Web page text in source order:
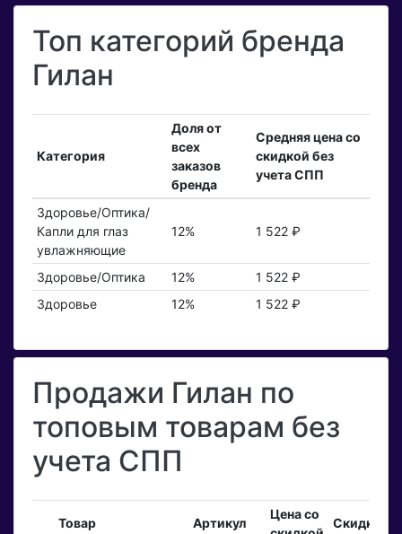
Топ категорий бренда
Гилан
Категория
Доля от
всех
заказов
бренда
Средняя цена со
скидкой без
учета СПП
Здоровье/Оптика/
Капли для глаз
увлажняющие
12% 1 522 ₽
Здоровье/Оптика 12%
1 522 ₽
Здоровье
12% 1 522 ₽
Продажи Гилан по
топовым товарам без
учета СПП
Товар Артикул
Цена со
Скидка